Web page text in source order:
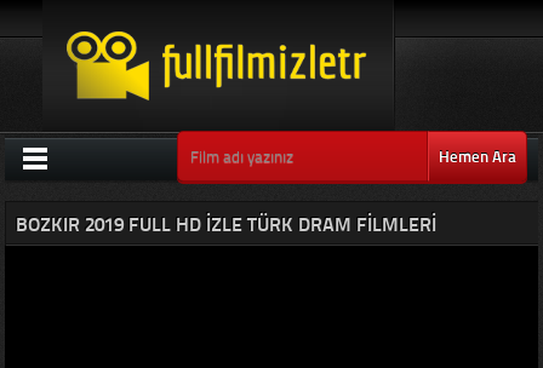
Hemen Ara
BOZKIR 2019 FULL HD IZLE TÜRK DRAM FILMLERI